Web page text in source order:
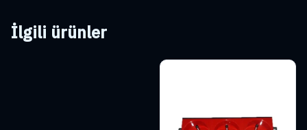
İlgili ürünler